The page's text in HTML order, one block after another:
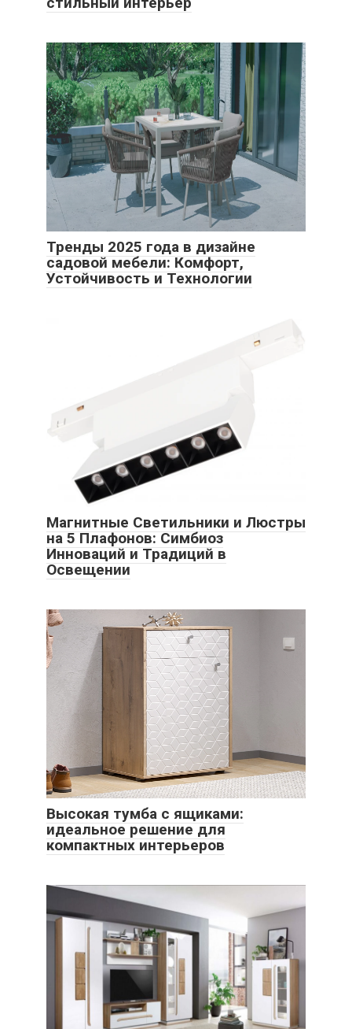
Тренды 2025 года в дизайне
садовой мебели: Комфорт,
Устойчивость и Технологии
Магнитные Светильники и Люстры
на 5 Плафонов: Симбиоз
Инноваций и Традиций в
Освещении
Высокая тумба с ящиками:
идеальное решение для
компактных интерьеров